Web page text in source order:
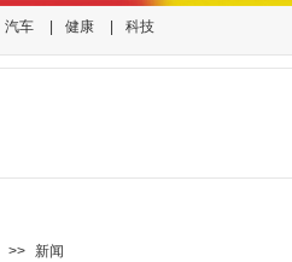
汽车 健康 科技
>> 新闻